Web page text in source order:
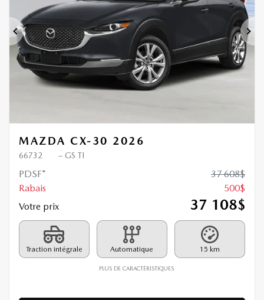
Précédent
MAZDA CX-30 2026
66732 – GS TI
PDSF* 37 608$
Rabais
500$
Votre prix
37 108$
Traction intégrale Automatique 15 km
PLUS DE CARACTÉRISTIQUES